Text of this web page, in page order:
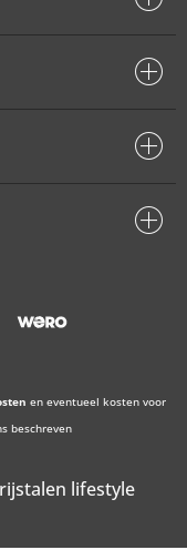
en eventueel kosten voor
beschreven
lifestyle